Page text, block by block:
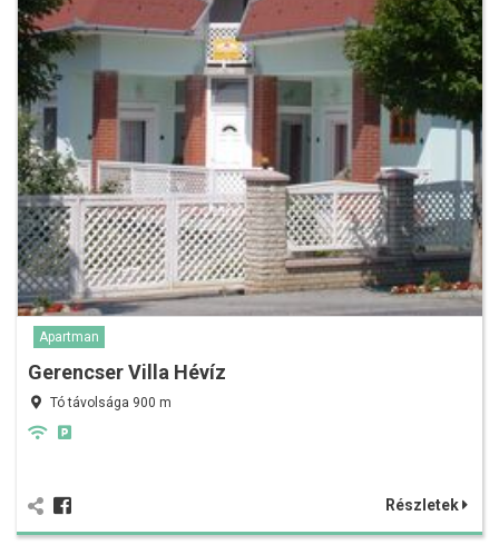
Apartman
Gerencser Villa Hévíz
Tó távolsága 900 m
Részletek